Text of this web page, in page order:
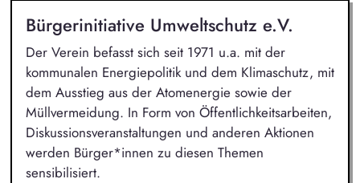
Bürgerinitiative Umweltschutz e.V.
Der Verein befasst sich seit 1971 u.a. mit der
kommunalen Energiepolitik und dem Klimaschutz, mit
dem Ausstieg aus der Atomenergie sowie der
Müllvermeidung. In Form von Öffentlichkeitsarbeiten,
Diskussionsveranstaltungen und anderen Aktionen
werden Bürger*innen zu diesen Themen
sensibilisiert.